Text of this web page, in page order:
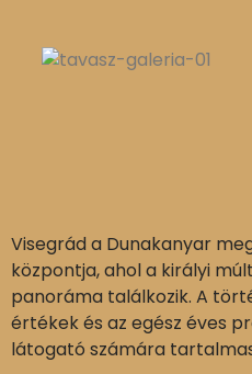
Visegrád a Dunakanyar
központja, ahol a királyi
panoráma találkozik. A
értékek és az egész éves
látogató számára